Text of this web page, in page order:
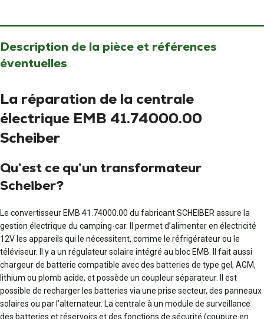
Description de la pièce et références
éventuelles
La réparation de la centrale
électrique EMB 41.74000.00
Scheiber
Qu’est ce qu’un transformateur
Scheiber?
Le convertisseur EMB 41.74000.00 du fabricant SCHEIBER assure la
gestion électrique du camping-car. Il permet d’alimenter en électricité
12V les appareils qui le nécessitent, comme le réfrigérateur ou le
téléviseur. Il y a un régulateur solaire intégré au bloc EMB. Il fait aussi
chargeur de batterie compatible avec des batteries de type gel, AGM,
lithium ou plomb acide, et possède un coupleur séparateur. Il est
possible de recharger les batteries via une prise secteur, des panneaux
solaires ou par l’alternateur. La centrale à un module de surveillance
des batteries et réservoirs et des fonctions de sécurité (coupure en